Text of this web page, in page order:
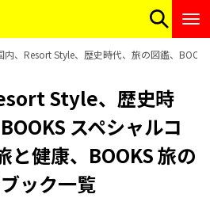
内、Resort Style、歴史時代、旅の図鑑、
Style、歴史時
スペシャルコ
と健康、BOOKS 旅の
ック一覧